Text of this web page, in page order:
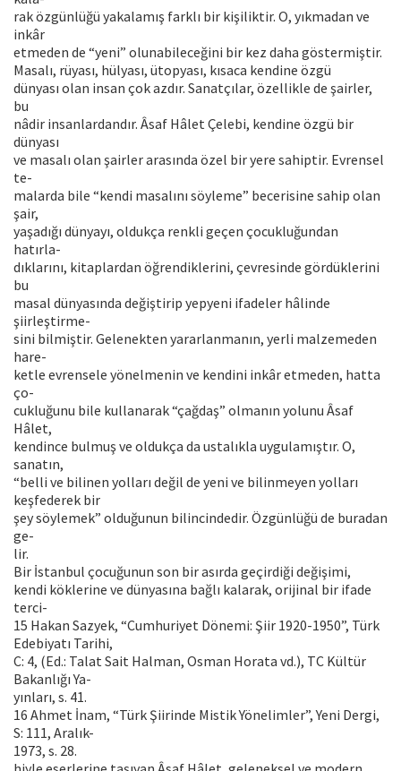
rak özgünlüğü yakalamış farklı bir kişiliktir. O, yıkmadan ve
inkâr
etmeden de “yeni” olunabileceğini bir kez daha göstermiştir.
Masalı, rüyası, hülyası, ütopyası, kısaca kendine özgü
dünyası olan insan çok azdır. Sanatçılar, özellikle de şairler,
bu
nâdir insanlardandır. Âsaf Hâlet Çelebi, kendine özgü bir
dünyası
ve masalı olan şairler arasında özel bir yere sahiptir. Evrensel
te-
malarda bile “kendi masalını söyleme” becerisine sahip olan
şair,
yaşadığı dünyayı, oldukça renkli geçen çocukluğundan
hatırla-
dıklarını, kitaplardan öğrendiklerini, çevresinde gördüklerini
bu
masal dünyasında değiştirip yepyeni ifadeler hâlinde
şiirleştirme-
sini bilmiştir. Gelenekten yararlanmanın, yerli malzemeden
hare-
ketle evrensele yönelmenin ve kendini inkâr etmeden, hatta
ço-
cukluğunu bile kullanarak “çağdaş” olmanın yolunu Âsaf
Hâlet,
kendince bulmuş ve oldukça da ustalıkla uygulamıştır. O,
sanatın,
“belli ve bilinen yolları değil de yeni ve bilinmeyen yolları
keşfederek bir
şey söylemek” olduğunun bilincindedir. Özgünlüğü de buradan
ge-
lir.
Bir İstanbul çocuğunun son bir asırda geçirdiği değişimi,
kendi köklerine ve dünyasına bağlı kalarak, orijinal bir ifade
terci-
15 Hakan Sazyek, “Cumhuriyet Dönemi: Şiir 1920-1950”, Türk
Edebiyatı Tarihi,
C: 4, (Ed.: Talat Sait Halman, Osman Horata vd.), TC Kültür
Bakanlığı Ya-
yınları, s. 41.
16 Ahmet İnam, “Türk Şiirinde Mistik Yönelimler”, Yeni Dergi,
S: 111, Aralık-
1973, s. 28.